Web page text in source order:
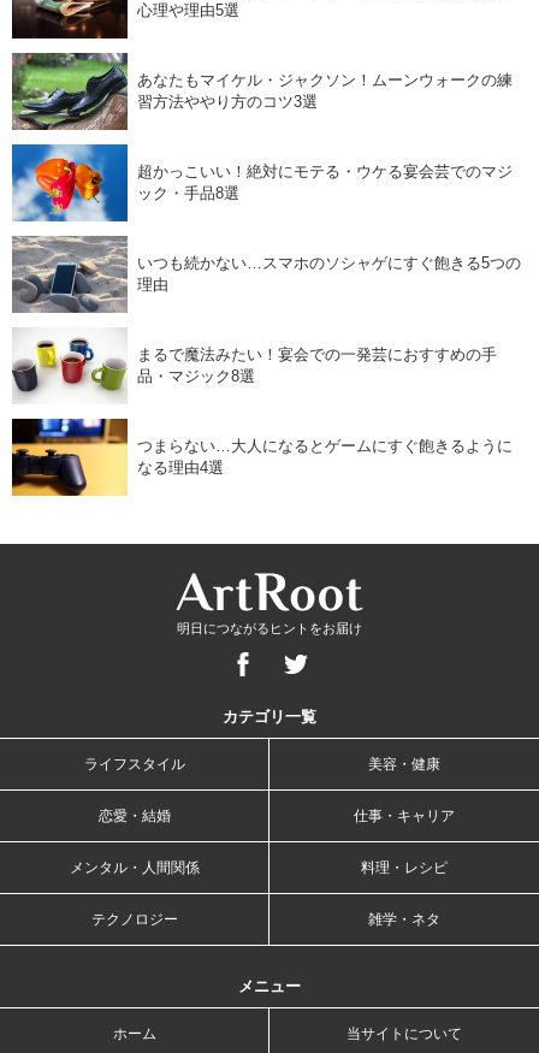
心理や理由5選
あなたもマイケル・ジャクソン！ムーンウォークの練
習方法ややり方のコツ3選
超かっこいい！絶対にモテる・ウケる宴会芸でのマジ
ック・手品8選
いつも続かない…スマホのソシャゲにすぐ飽きる5つの
理由
まるで魔法みたい！宴会での一発芸におすすめの手
品・マジック8選
つまらない…大人になるとゲームにすぐ飽きるように
なる理由4選
明日につながるヒントをお届け
カテゴリ一覧
ライフスタイル 美容・健康
恋愛・結婚 仕事・キャリア
メンタル・人間関係 料理・レシピ
テクノロジー 雑学・ネタ
メニュー
ホーム 当サイトについて